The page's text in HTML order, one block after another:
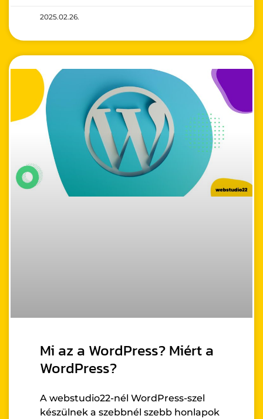
2025.02.26.
Mi az a WordPress? Miért a
WordPress?
A webstudio22-nél WordPress-szel
készülnek a szebbnél szebb honlapok